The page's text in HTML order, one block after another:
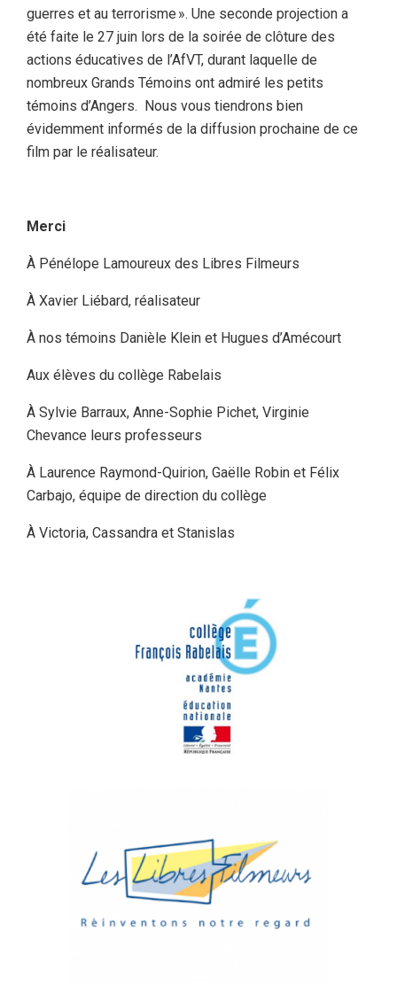
guerres et au terrorisme ». Une seconde projection a
été faite le 27 juin lors de la soirée de clôture des
actions éducatives de l’AfVT, durant laquelle de
nombreux Grands Témoins ont admiré les petits
témoins d’Angers. Nous vous tiendrons bien
évidemment informés de la diffusion prochaine de ce
film par le réalisateur.
Merci
À Pénélope Lamoureux des Libres Filmeurs
À Xavier Liébard, réalisateur
À nos témoins Danièle Klein et Hugues d’Amécourt
Aux élèves du collège Rabelais
À Sylvie Barraux, Anne-Sophie Pichet, Virginie
Chevance leurs professeurs
À Laurence Raymond-Quirion, Gaëlle Robin et Félix
Carbajo, équipe de direction du collège
À Victoria, Cassandra et Stanislas